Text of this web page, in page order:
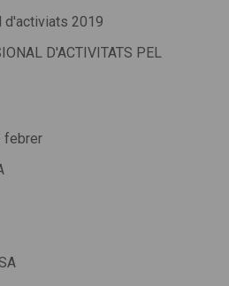
d'activiats 2019
D'ACTIVITATS PEL
febrer